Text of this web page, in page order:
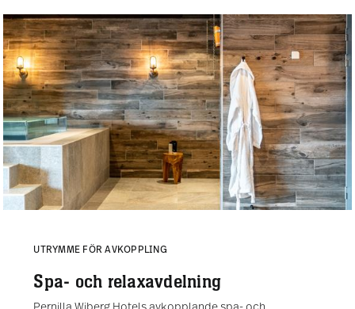
UTRYMME FÖR AVKOPPLING
Spa- och relaxavdelning